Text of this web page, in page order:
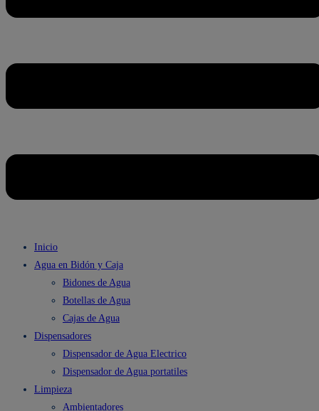
Inicio
Agua en Bidón y Caja
Bidones de Agua
Botellas de Agua
Cajas de Agua
Dispensadores
Dispensador de Agua Electrico
Dispensador de Agua portatiles
Limpieza
Ambientadores